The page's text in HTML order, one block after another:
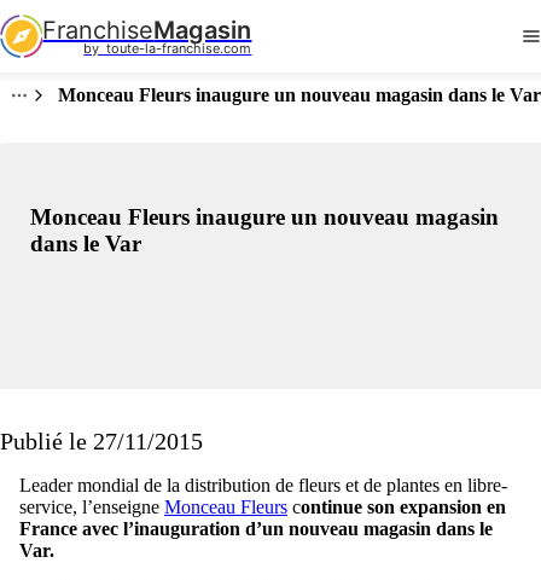
FranchiseMagasin
by  toute-la-franchise.com
Monceau Fleurs inaugure un nouveau magasin dans le Var
Monceau Fleurs inaugure un nouveau magasin
dans le Var
Publié le 27/11/2015
Leader mondial de la distribution de fleurs et de plantes en libre-
service, l’enseigne Monceau Fleurs continue son expansion en
France avec l’inauguration d’un nouveau magasin dans le
Var.